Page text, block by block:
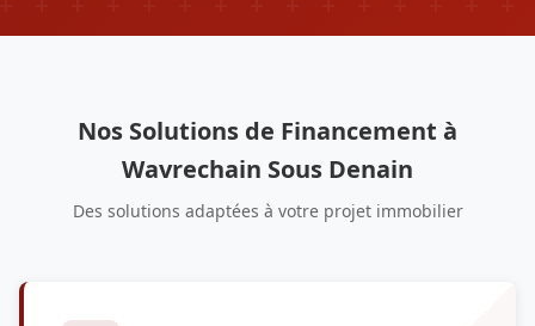
Nos Solutions de Financement à
Wavrechain Sous Denain
Des solutions adaptées à votre projet immobilier